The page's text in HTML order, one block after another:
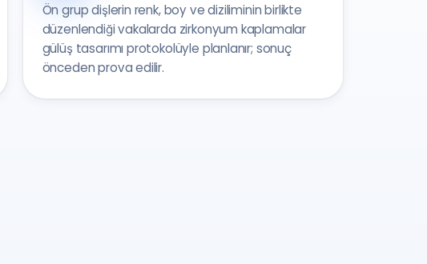
Ön grup dişlerin renk, boy ve diziliminin birlikte
düzenlendiği vakalarda zirkonyum kaplamalar
gülüş tasarımı protokolüyle planlanır; sonuç
önceden prova edilir.